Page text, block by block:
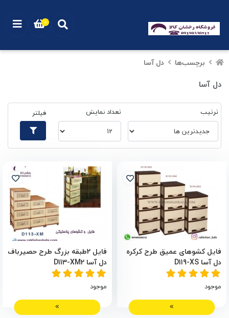
برچسب‌ها دل آسا
دل آسا
ترتیب تعداد نمایش فیلتر
فایل کشوهای عمیق طرح کرکره
دل آسا D119-XS
موجود
فایل 2طبقه بزرگ طرح حصیرباف
دل آسا D113-XM2
موجود
0